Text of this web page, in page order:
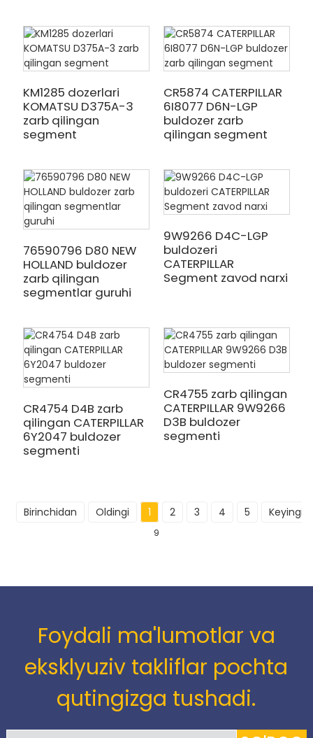
KM1285 dozerlari
KOMATSU D375A-3
zarb qilingan
segment
CR5874 CATERPILLAR
6I8077 D6N-LGP
buldozer zarb
qilingan segment
76590796 D80 NEW
HOLLAND buldozer
zarb qilingan
segmentlar guruhi
9W9266 D4C-LGP
buldozeri
CATERPILLAR
Segment zavod narxi
CR4754 D4B zarb
qilingan CATERPILLAR
6Y2047 buldozer
segmenti
CR4755 zarb qilingan
CATERPILLAR 9W9266
D3B buldozer
segmenti
Birinchidan Oldingi 1 2 3 4 5 Keyingisi
9
Foydali ma'lumotlar va
eksklyuziv takliflar pochta
qutingizga tushadi.